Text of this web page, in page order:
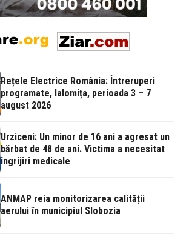
Rețele Electrice România: Întreruperi
programate, Ialomița, perioada 3 – 7
august 2026
Urziceni: Un minor de 16 ani a agresat un
bărbat de 48 de ani. Victima a necesitat
îngrijiri medicale
ANMAP reia monitorizarea calității
aerului în municipiul Slobozia